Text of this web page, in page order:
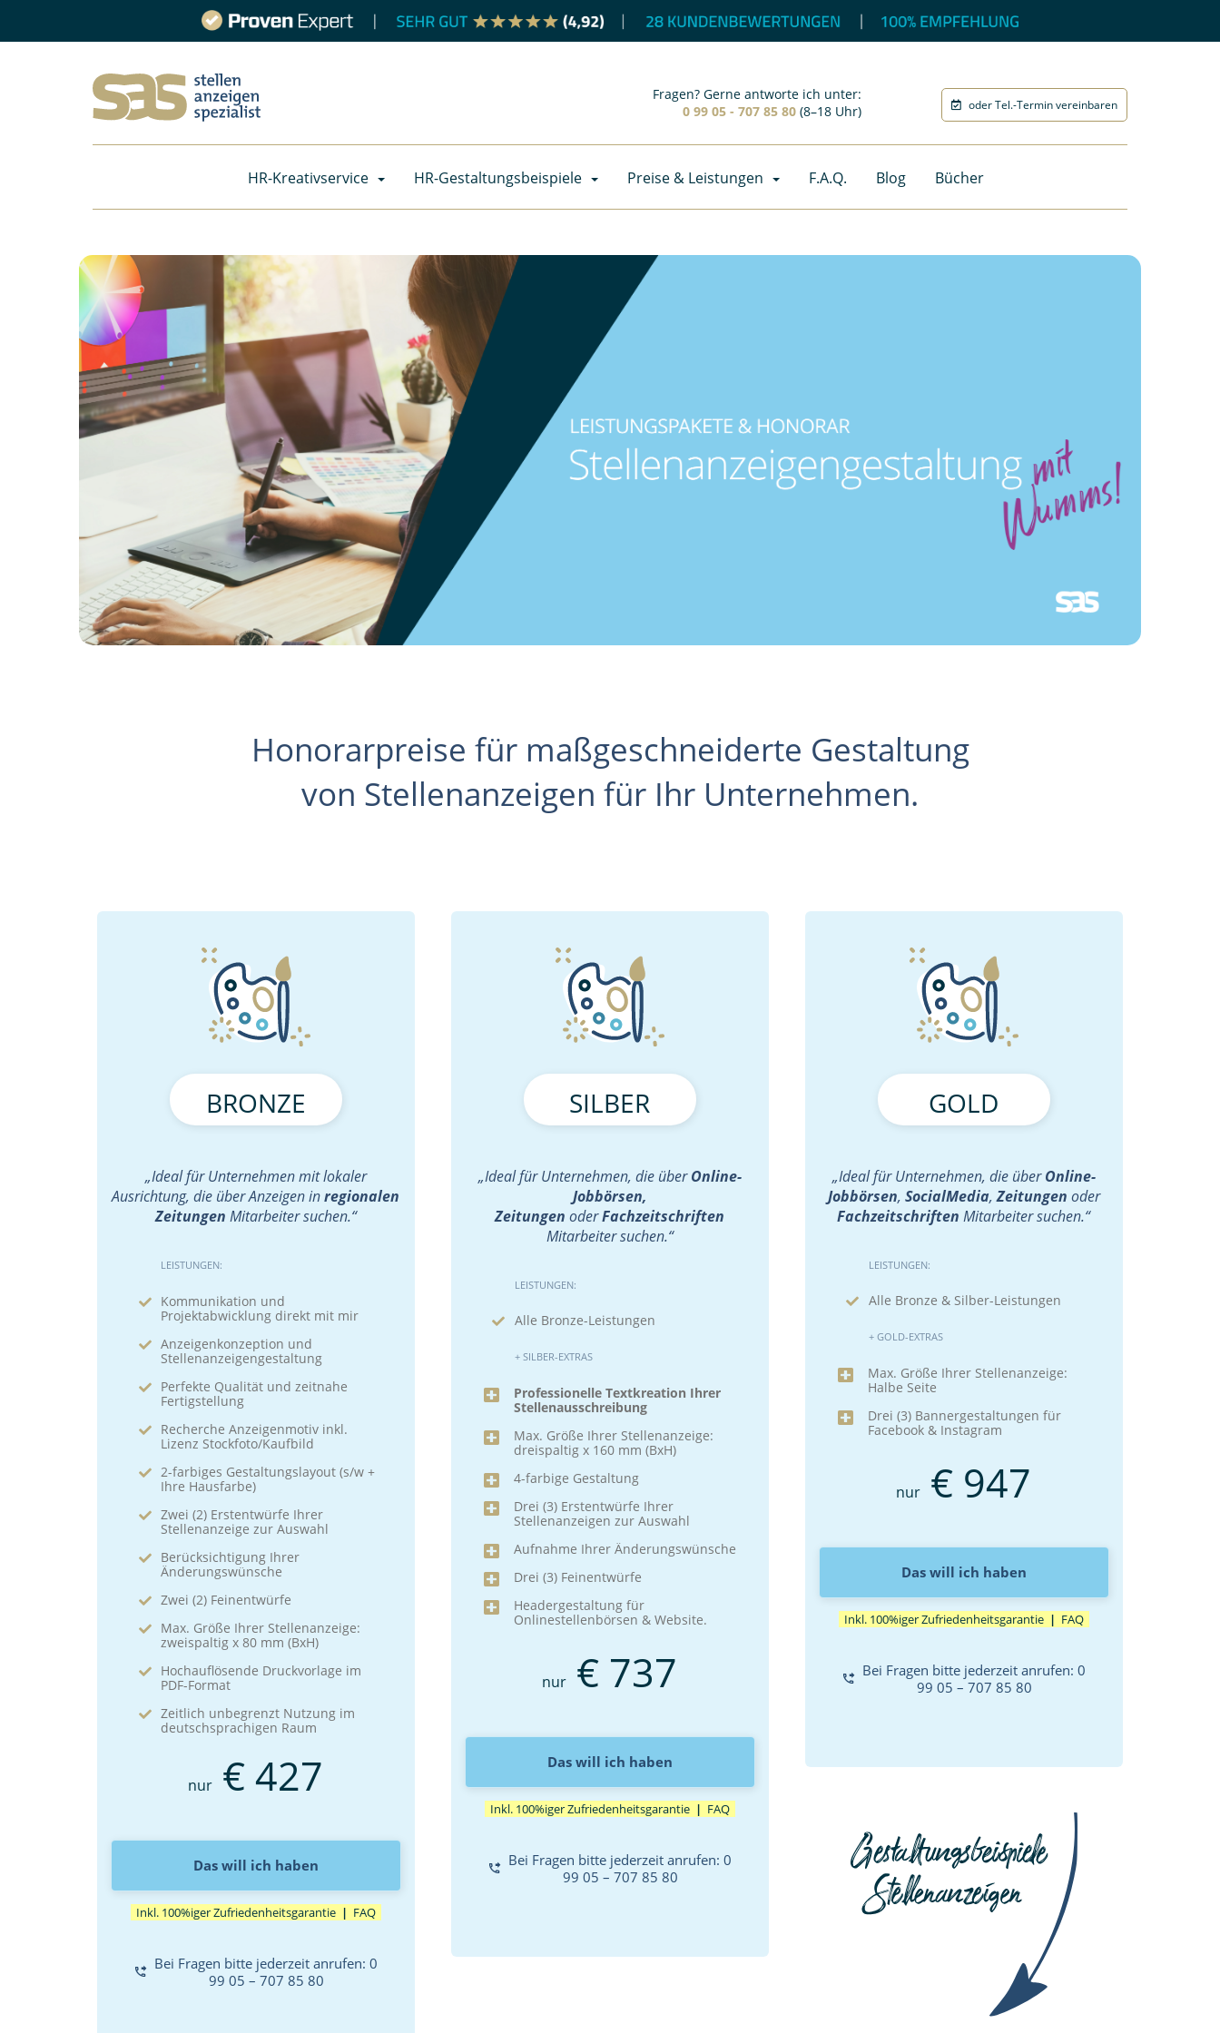
Fragen? Gerne antworte ich unter:
0 99 05 - 707 85 80 (8–18 Uhr) oder Tel.-Termin vereinbaren
HR-Kreativservice HR-Gestaltungsbeispiele Preise & Leistungen F.A.Q. Blog Bücher
Honorarpreise für maßgeschneiderte Gestaltung
von Stellenanzeigen für Ihr Unternehmen.
BRONZE
„Ideal für Unternehmen mit lokaler
Ausrichtung, die über Anzeigen inregionalen
Zeitungen Mitarbeiter suchen.“
LEISTUNGEN:
Kommunikation und
Projektabwicklung direkt mit mir
Anzeigenkonzeption und
Stellenanzeigengestaltung
Perfekte Qualität und zeitnahe
Fertigstellung
Recherche Anzeigenmotiv inkl.
Lizenz Stockfoto/Kaufbild
2-farbiges Gestaltungslayout (s/w +
Ihre Hausfarbe)
Zwei (2) Erstentwürfe Ihrer
Stellenanzeige zur Auswahl
Berücksichtigung Ihrer
Änderungswünsche
Zwei (2) Feinentwürfe
Max. Größe Ihrer Stellenanzeige:
zweispaltig x 80 mm (BxH)
Hochauflösende Druckvorlage im
PDF-Format
Zeitlich unbegrenzt Nutzung im
deutschsprachigen Raum
nur € 427
Das will ich haben
Inkl. 100%iger Zufriedenheitsgarantie | FAQ
Bei Fragen bitte jederzeit anrufen: 0
99 05 – 707 85 80
SILBER
„Ideal für Unternehmen, die überOnline-
Jobbörsen,
Zeitungen oderFachzeitschriften
Mitarbeiter suchen.“
LEISTUNGEN:
Alle Bronze-Leistungen
+ SILBER-EXTRAS
Professionelle Textkreation Ihrer
Stellenausschreibung
Max. Größe Ihrer Stellenanzeige:
dreispaltig x 160 mm (BxH)
4-farbige Gestaltung
Drei (3) Erstentwürfe Ihrer
Stellenanzeigen zur Auswahl
Aufnahme Ihrer Änderungswünsche
Drei (3) Feinentwürfe
Headergestaltung für
Onlinestellenbörsen & Website.
nur € 737
Das will ich haben
Inkl. 100%iger Zufriedenheitsgarantie | FAQ
Bei Fragen bitte jederzeit anrufen: 0
99 05 – 707 85 80
GOLD
„Ideal für Unternehmen, die überOnline-
Jobbörsen, SocialMedia,Zeitungen oder
Fachzeitschriften Mitarbeiter suchen.“
LEISTUNGEN:
Alle Bronze & Silber-Leistungen
+ GOLD-EXTRAS
Max. Größe Ihrer Stellenanzeige:
Halbe Seite
Drei (3) Bannergestaltungen für
Facebook & Instagram
nur € 947
Das will ich haben
Inkl. 100%iger Zufriedenheitsgarantie | FAQ
Bei Fragen bitte jederzeit anrufen: 0
99 05 – 707 85 80